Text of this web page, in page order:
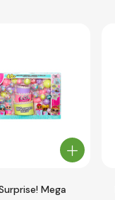
Mega